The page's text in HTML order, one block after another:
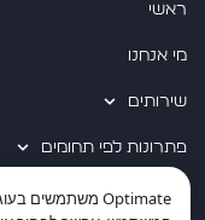
ראשי
מי אנחנו
שירותים
פתרונות לפי תחומים
שותפים טכנולוגיים
Optimate משתמשים